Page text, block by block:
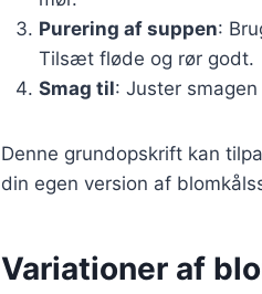
Purering af suppen:
Tilsæt fløde og rør godt.
Smag til: Juster
Denne grundopskrift kan
din egen version af
Variationer af